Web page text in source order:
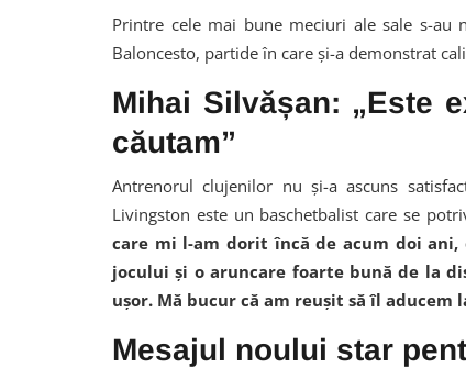
Printre cele mai bune meciuri ale sale s-au
Baloncesto, partide în care și-a demonstrat
Mihai Silvășan: „Este
căutam”
Antrenorul clujenilor nu și-a ascuns
Livingston este un baschetbalist care se
care mi l-am dorit încă de acum doi ani,
jocului și o aruncare foarte bună de la
ușor. Mă bucur că am reușit să îl aducem
Mesajul noului star